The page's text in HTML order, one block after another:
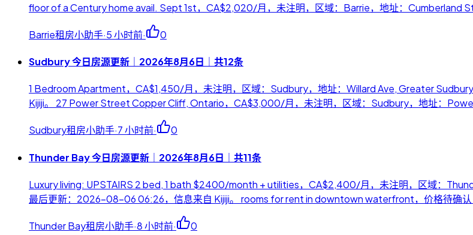
floor of a Century home avail. Sept 1st，CA$2,020/月，未注明，区域：Barrie，地址：Cumberland
Barrie租房小助手·5 小时前· 0
Sudbury 今日房源更新｜2026年8月6日｜共12条
1 Bedroom Apartment，CA$1,450/月，未注明，区域：Sudbury，地址：Willard Ave, Greater
Kijiji。 27 Power Street Copper Cliff, Ontario，CA$3,000/月，未注明，区域：Sudbury，地址：
Sudbury租房小助手·7 小时前· 0
Thunder Bay 今日房源更新｜2026年8月6日｜共11条
Luxury living: UPSTAIRS 2 bed, 1 bath $2400/month + utilities，CA$2,400/月，未注明，区域：
最后更新：2026-08-06 06:26，信息来自 Kijiji。 rooms for rent in downtown waterfront，价格待确认
Thunder Bay租房小助手·8 小时前· 0